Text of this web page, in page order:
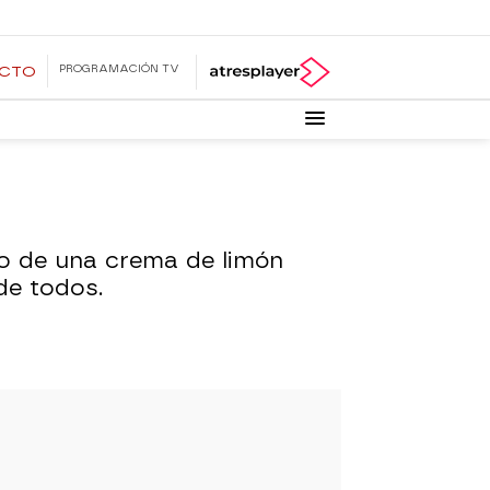
PROGRAMACIÓN TV
de una crema de limón
todos.